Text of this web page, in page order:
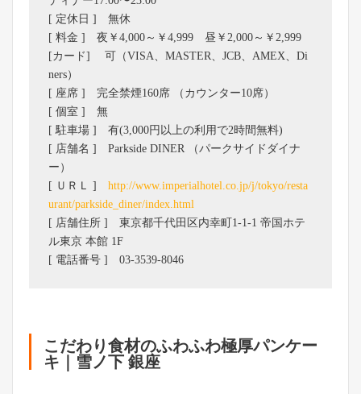
[ 定休日 ] 無休
[ 料金 ] 夜￥4,000～￥4,999 昼￥2,000～￥2,999
[カード] 可（VISA、MASTER、JCB、AMEX、Di
ners）
[ 座席 ] 完全禁煙160席 （カウンター10席）
[ 個室 ] 無
[ 駐車場 ] 有(3,000円以上の利用で2時間無料)
[ 店舗名 ] Parkside DINER （パークサイドダイナ
ー）
[ ＵＲＬ ] http://www.imperialhotel.co.jp/j/tokyo/resta
urant/parkside_diner/index.html
[ 店舗住所 ] 東京都千代田区内幸町1-1-1 帝国ホテ
ル東京 本館 1F
[ 電話番号 ] 03-3539-8046
こだわり食材のふわふわ極厚パンケー
キ｜雪ノ下 銀座